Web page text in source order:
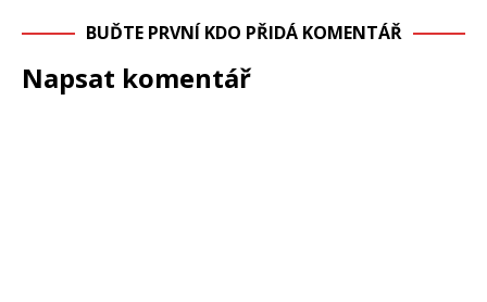
BUĎTE PRVNÍ KDO PŘIDÁ KOMENTÁŘ
Napsat komentář